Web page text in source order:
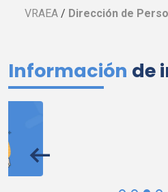
VRAEA / Dirección de
Información de